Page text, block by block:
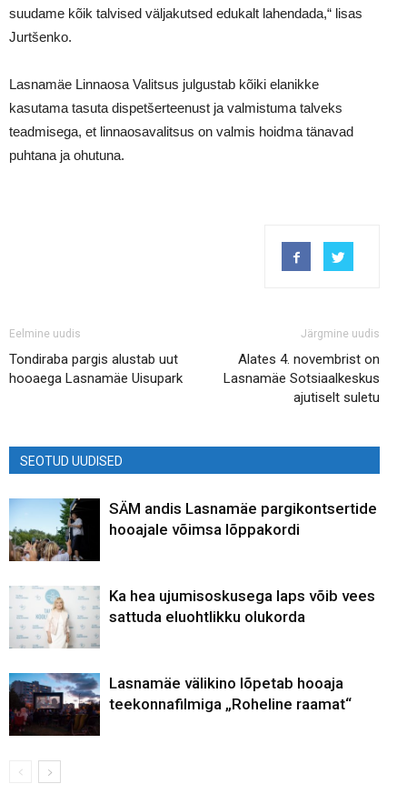
suudame kõik talvised väljakutsed edukalt lahendada,“ lisas
Jurtšenko.
Lasnamäe Linnaosa Valitsus julgustab kõiki elanikke
kasutama tasuta dispetšerteenust ja valmistuma talveks
teadmisega, et linnaosavalitsus on valmis hoidma tänavad
puhtana ja ohutuna.
Eelmine uudis
Tondiraba pargis alustab uut
hooaega Lasnamäe Uisupark
Järgmine uudis
Alates 4. novembrist on
Lasnamäe Sotsiaalkeskus
ajutiselt suletu
SEOTUD UUDISED
SÄM andis Lasnamäe pargikontsertide
hooajale võimsa lõppakordi
Ka hea ujumisoskusega laps võib vees
sattuda eluohtlikku olukorda
Lasnamäe välikino lõpetab hooaja
teekonnafilmiga „Roheline raamat“